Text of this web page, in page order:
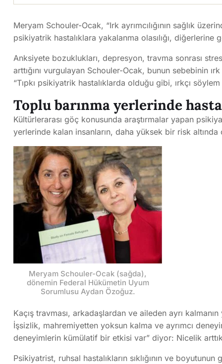
Meryam Schouler-Ocak, “Irk ayrımcılığının sağlık
psikiyatrik hastalıklara yakalanma olasılığı,
Anksiyete bozuklukları, depresyon, travma sonrası
arttığını vurgulayan Schouler-Ocak, bunun sebebinin
“Tıpkı psikiyatrik hastalıklarda olduğu gibi, ırkçı
Toplu barınma yerlerinde
Kültürlerarası göç konusunda araştırmalar yapan
yerlerinde kalan insanların, daha yüksek bir risk
Meryam Schouler-Ocak (sağda),
dönemin Federal Hükümetin Uyum
Sorumlusu Aydan Özoğuz.
Kaçış travması, arkadaşlardan ve aileden ayrı
İşsizlik, mahremiyetten yoksun kalma ve ayrımcı
deneyimlerin kümülatif bir etkisi var” diyor: Nicelik
Psikiyatrist, ruhsal hastalıkların sıklığının ve